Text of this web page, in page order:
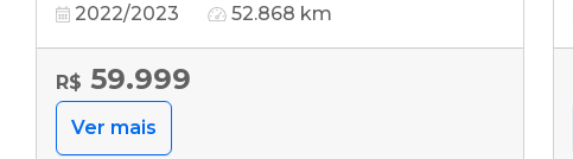
2022/2023 52.868 km
R$ 59.999
Ver mais